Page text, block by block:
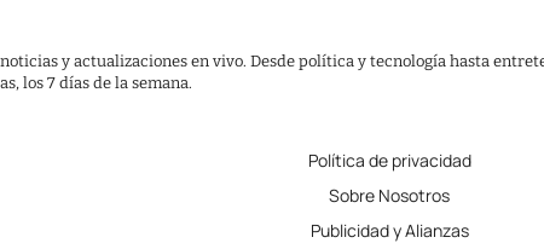
y actualizaciones en vivo. Desde política y tecnología hasta
los 7 días de la semana.
Política de privacidad
Sobre Nosotros
Publicidad y Alianzas